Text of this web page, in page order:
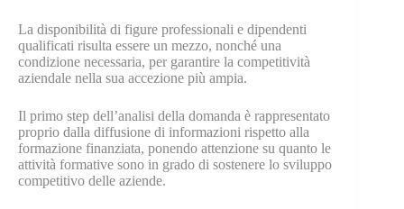
La disponibilità di figure professionali e dipendenti
qualificati risulta essere un mezzo, nonché una
condizione necessaria, per garantire la competitività
aziendale nella sua accezione più ampia.
Il primo step dell’analisi della domanda è rappresentato
proprio dalla diffusione di informazioni rispetto alla
formazione finanziata, ponendo attenzione su quanto le
attività formative sono in grado di sostenere lo sviluppo
competitivo delle aziende.